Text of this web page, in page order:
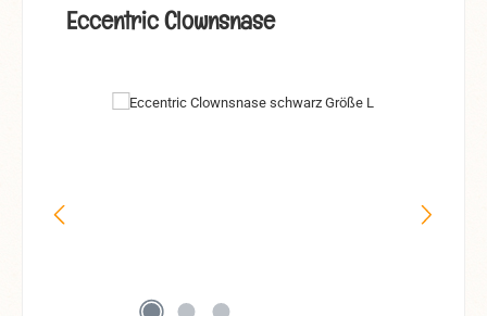
Eccentric Clownsnase
Bildergalerie überspringen